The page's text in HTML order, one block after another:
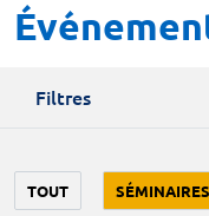
Filtres
TOUT